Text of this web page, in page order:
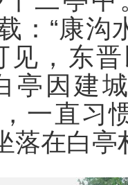
：“康
见，东
亭因建
一直习
落在白亭